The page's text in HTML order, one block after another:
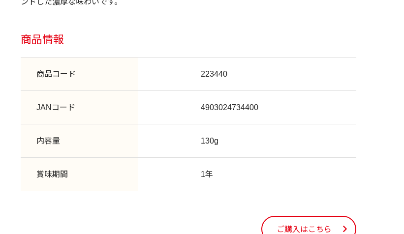
商品情報
商品コード 223440
JANコード 4903024734400
内容量 130g
賞味期間 1年
ご購入はこちら